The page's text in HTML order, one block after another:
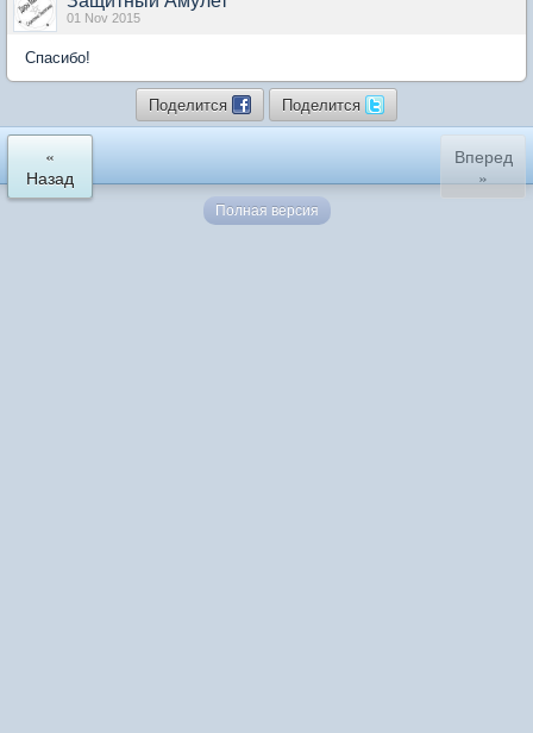
01 Nov 2015
Спасибо!
Поделится Поделится
«
Назад
Вперед
»
Полная версия